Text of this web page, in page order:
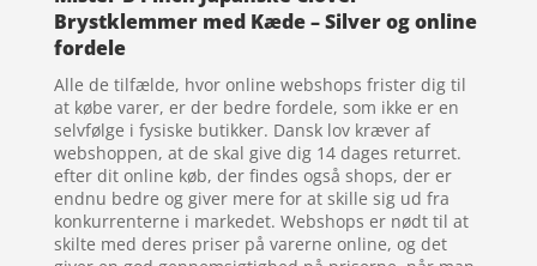
Brystklemmer med Kæde – Silver og online
fordele
Alle de tilfælde, hvor online webshops frister dig til
at købe varer, er der bedre fordele, som ikke er en
selvfølge i fysiske butikker. Dansk lov kræver af
webshoppen, at de skal give dig 14 dages returret.
efter dit online køb, der findes også shops, der er
endnu bedre og giver mere for at skille sig ud fra
konkurrenterne i markedet. Webshops er nødt til at
skilte med deres priser på varerne online, og det